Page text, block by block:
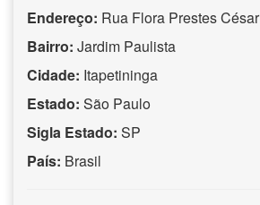
Endereço: Rua Flora Prestes César
Bairro: Jardim Paulista
Cidade: Itapetininga
Estado: São Paulo
Sigla Estado: SP
País: Brasil